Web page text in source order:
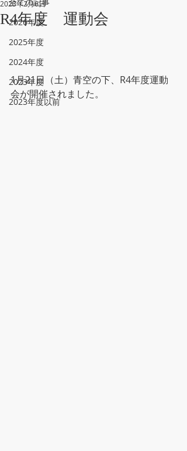
2026年度
2025年度
2024年度
2023年度
2023年度以前
R4年度 運動会
2023年2月6日
1月21日（土）青空の下、R4年度運動
会が開催されました。